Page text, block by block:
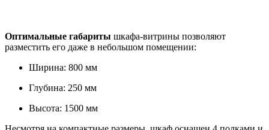
Оптимальные габариты шкафа-витрины позволяют
разместить его даже в небольшом помещении:
Ширина: 800 мм
Глубина: 250 мм
Высота: 1500 мм